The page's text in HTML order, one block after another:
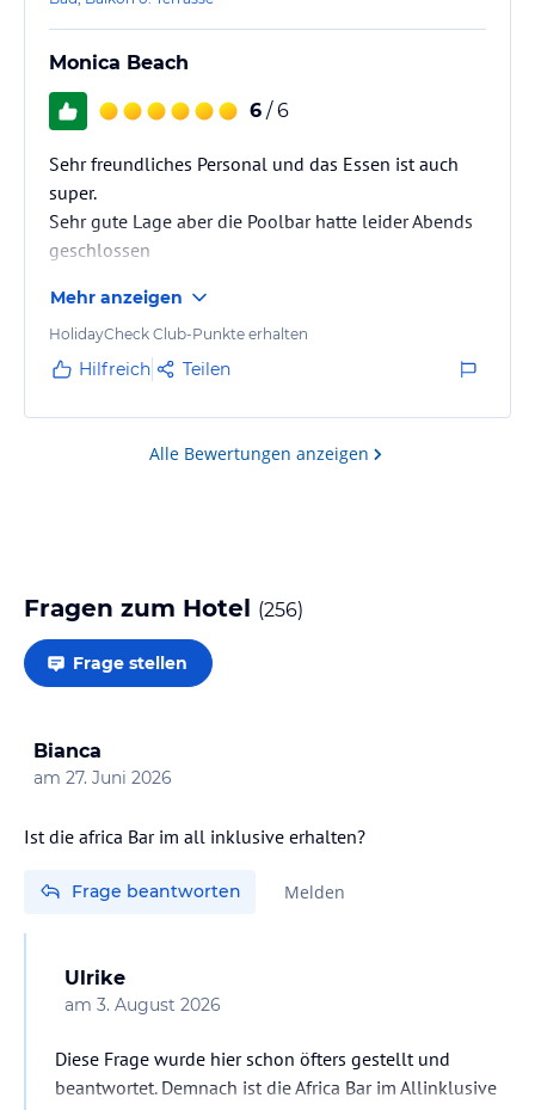
Monica Beach
6 / 6
Sehr freundliches Personal und das Essen ist auch
super.
Sehr gute Lage aber die Poolbar hatte leider Abends
geschlossen
Mehr anzeigen
HolidayCheck Club-Punkte erhalten
Hilfreich Teilen
Alle Bewertungen anzeigen
Fragen zum Hotel (256)
Frage stellen
Bianca
am 27. Juni 2026
Ist die africa Bar im all inklusive erhalten?
Frage beantworten Melden
Ulrike
am 3. August 2026
Diese Frage wurde hier schon öfters gestellt und
beantwortet. Demnach ist die Africa Bar im Allinklusive